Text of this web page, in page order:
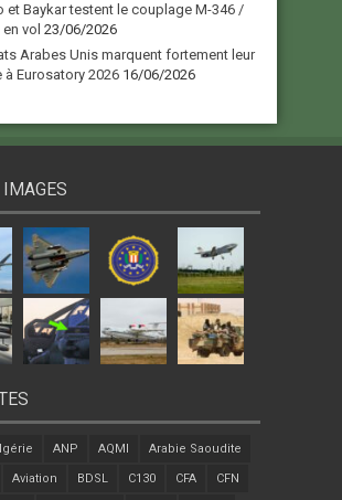
et Baykar testent le couplage M-346 /
en vol 23/06/2026
Arabes Unis marquent fortement leur
à Eurosatory 2026 16/06/2026
ANP AQMI Arabie Saoudite
Aviation BDSL C130 CFA CFN